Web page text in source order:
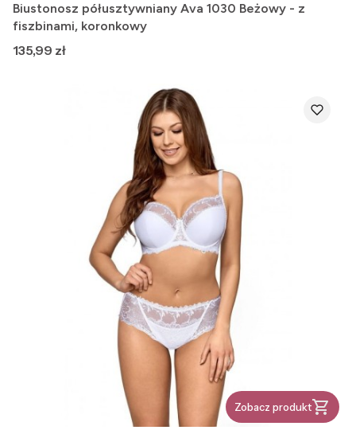
Biustonosz półusztywniany Ava 1030 Beżowy - z
fiszbinami, koronkowy
Cena
135,99 zł
Zobacz produkt